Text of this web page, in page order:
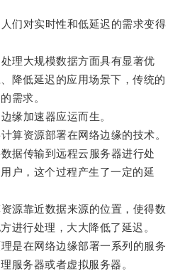
对实时性和低延迟的需求变得
大规模数据方面具有显著优
降低延迟的应用场景下，传统的
需求。
加速器应运而生。
资源部署在网络边缘的技术。
传输到远程云服务器进行处
户，这个过程产生了一定的延
靠近数据来源的位置，使得数
进行处理，大大降低了延迟。
在网络边缘部署一系列的服务
服务器或者虚拟服务器。